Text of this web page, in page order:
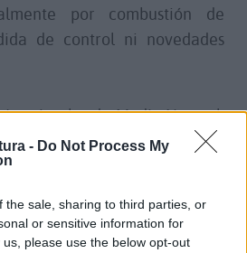
- Do Not Process My
the sale, sharing to third parties, or
or sensitive information for
please use the below opt-out
por combustión de
de control ni novedades
insular de Medio Natural,
permanecido toda la noche
Operativa Insular
responsables municipales y el
expuso que la noche "ha sido